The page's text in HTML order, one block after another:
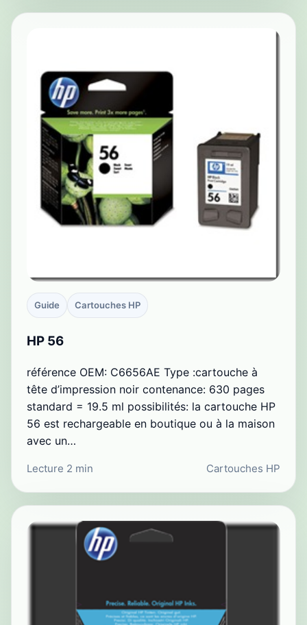
Guide Cartouches HP
HP 56
référence OEM: C6656AE Type :cartouche à
tête d’impression noir contenance: 630 pages
standard = 19.5 ml possibilités: la cartouche HP
56 est rechargeable en boutique ou à la maison
avec un…
Lecture 2 min Cartouches HP